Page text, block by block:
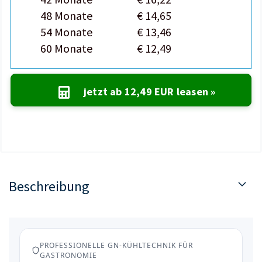
48 Monate
€ 14,65
54 Monate
€ 13,46
60 Monate
€ 12,49
jetzt ab 12,49 EUR leasen »
Beschreibung
PROFESSIONELLE GN-KÜHLTECHNIK FÜR
GASTRONOMIE